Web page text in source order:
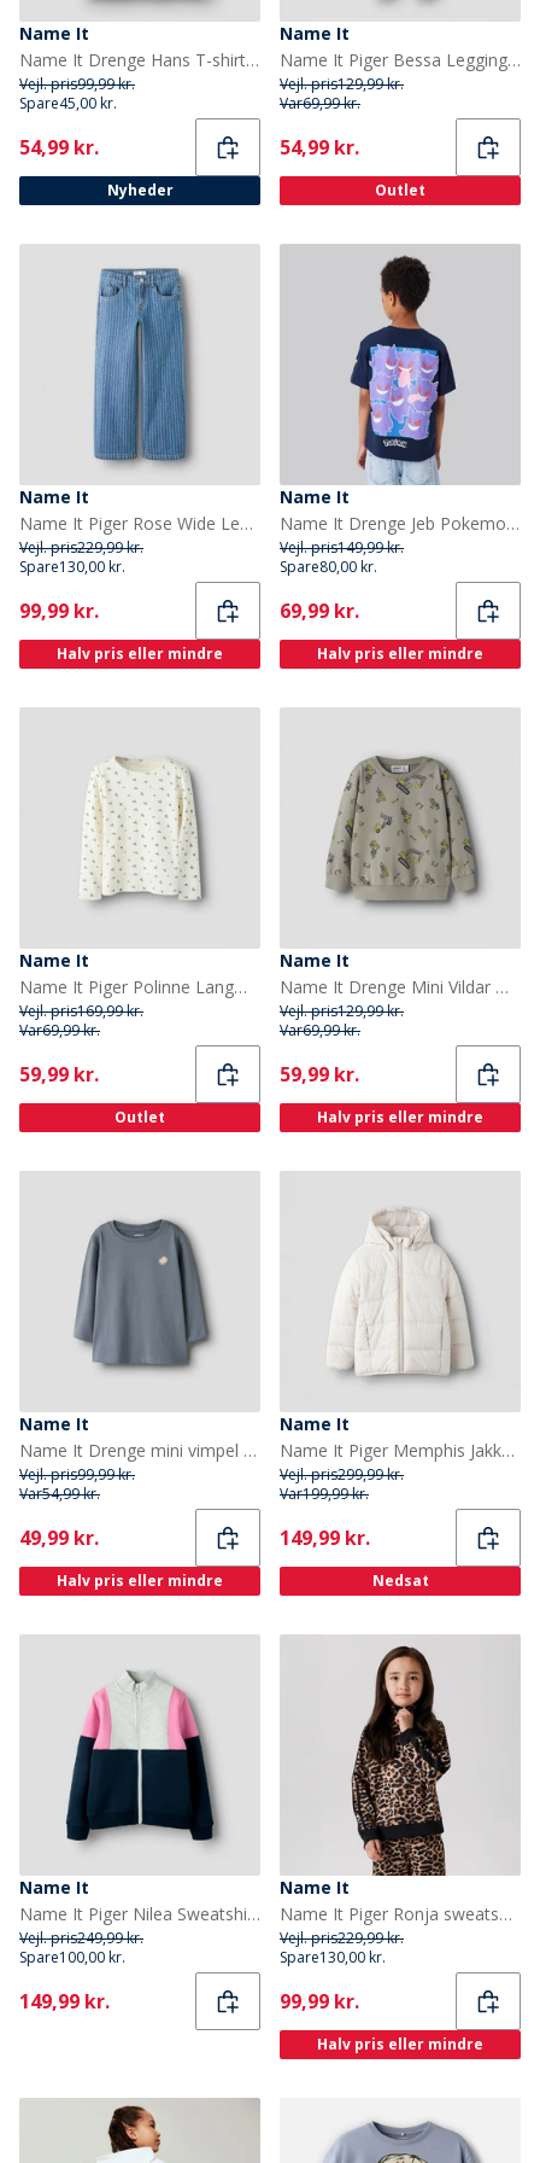
Name It
Name It Drenge Hans T-shirt Nautical Blue
Vejl. pris99,99 kr.
Spare45,00 kr.
Current
54,99 kr.
Nyheder
Name It
Name It Piger Bessa Leggings Buttercream
Vejl. pris129,99 kr.
Var69,99 kr.
Current
54,99 kr.
Outlet
Name It
Name It Piger Rose Wide Leg Stribede Jeans Medium Blue Denim
Vejl. pris229,99 kr.
Spare130,00 kr.
Current
99,99 kr.
Halv pris eller mindre
Name It
Name It Drenge Jeb Pokemon T-shirt Navy Blazer
Vejl. pris149,99 kr.
Spare80,00 kr.
Current
69,99 kr.
Halv pris eller mindre
Name It
Name It Piger Polinne Langærmet Top Cloud Dancer
Vejl. pris169,99 kr.
Var69,99 kr.
Current
59,99 kr.
Outlet
Name It
Name It Drenge Mini Vildar Dino Gravemaskine Sweatshirt Vintage Khaki
Vejl. pris129,99 kr.
Var69,99 kr.
Current
59,99 kr.
Halv pris eller mindre
Name It
Name It Drenge mini vimpel dino skelet langærmet t-shirt Flint Stone
Vejl. pris99,99 kr.
Var54,99 kr.
Current
49,99 kr.
Halv pris eller mindre
Name It
Name It Piger Memphis Jakke Moonbeam
Vejl. pris299,99 kr.
Var199,99 kr.
Current
149,99 kr.
Nedsat
Name It
Name It Piger Nilea Sweatshirt Navy Blazer
Vejl. pris249,99 kr.
Spare100,00 kr.
Current
149,99 kr.
Name It
Name It Piger Ronja sweatshirt Irish Cream
Vejl. pris229,99 kr.
Spare130,00 kr.
Current
99,99 kr.
Halv pris eller mindre